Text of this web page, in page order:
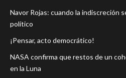
Navor Rojas: cuando la indiscreción
político
¡Pensar, acto democrático!
NASA confirma que restos de un
en la Luna